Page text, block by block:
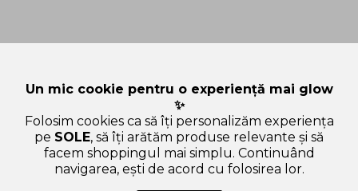
Un mic cookie pentru o experiență mai glow
✨
Folosim cookies ca să îți personalizăm experiența
pe SOLE, să îți arătăm produse relevante și să
facem shoppingul mai simplu. Continuând
navigarea, ești de acord cu folosirea lor.